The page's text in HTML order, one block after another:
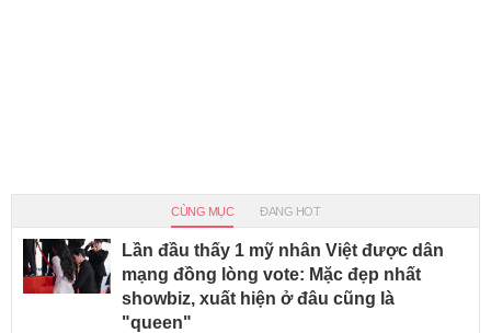
CÙNG MỤC ĐANG HOT
Lần đầu thấy 1 mỹ nhân Việt được dân
mạng đồng lòng vote: Mặc đẹp nhất
showbiz, xuất hiện ở đâu cũng là
"queen"